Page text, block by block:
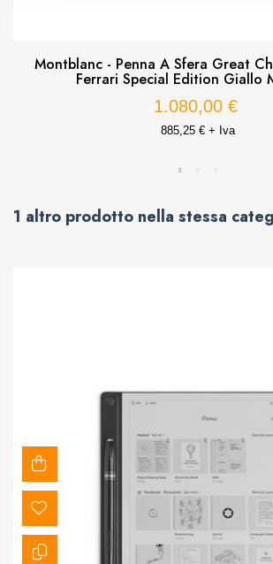
Montblanc - Penna A Sfera Great
Ferrari Special Edition Giallo
1.080,00 €
885,25 € + Iva
1 altro prodotto nella stessa